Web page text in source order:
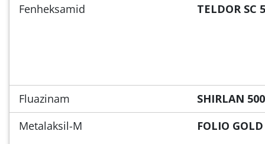
Fenheksamid TELDOR SC
Fluazinam
SHIRLAN
Metalaksil-M
FOLIO GOLD